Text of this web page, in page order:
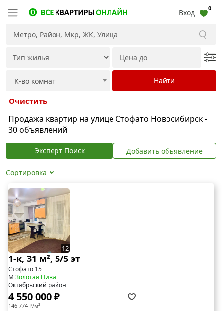
Вход 0
Очистить
Продажа квартир на улице Стофато Новосибирск -
30 объявлений
Эксперт Поиск Добавить объявление
Сортировка
12
1-к, 31 м², 5/5 эт
Стофато 15
М Золотая Нива
Октябрьский район
4 550 000 ₽
146 774 ₽/м²